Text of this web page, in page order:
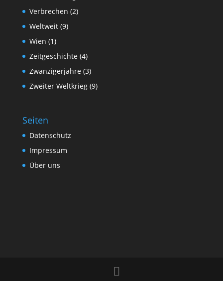
Verbrechen (2)
Weltweit(9)
Wien (1)
Zeitgeschichte(4)
Zwanzigerjahre(3)
Zweiter Weltkrieg(9)
Seiten
Datenschutz
Impressum
Über uns